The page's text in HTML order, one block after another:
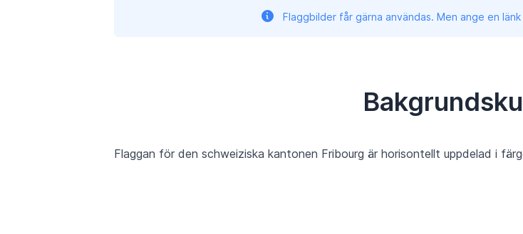
Flaggbilder får gärna användas. Men ange en
Flaggan för den schweiziska kantonen Fribourg är horisontellt uppdelad i